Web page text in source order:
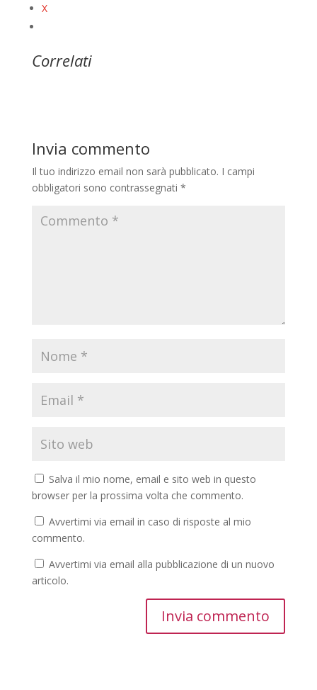
X
Correlati
Invia commento
Il tuo indirizzo email non sarà pubblicato. I campi
obbligatori sono contrassegnati *
Salva il mio nome, email e sito web in questo
browser per la prossima volta che commento.
Avvertimi via email in caso di risposte al mio
commento.
Avvertimi via email alla pubblicazione di un nuovo
articolo.